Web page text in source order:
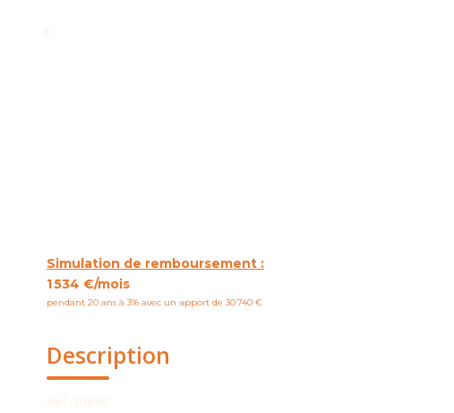
Simulation de remboursement :
1 534 €/mois
pendant 20 ans à 3% avec un apport de 30 740 €
Description